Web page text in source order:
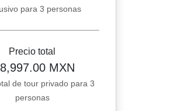
para 3 personas
Precio total
MXN
de tour privado para 3
personas